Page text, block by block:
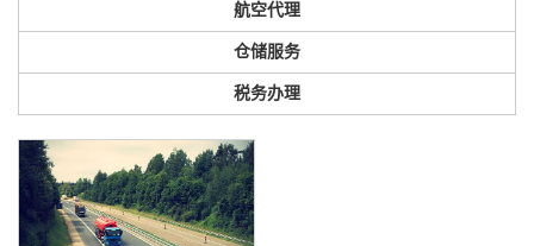
航空代理
仓储服务
税务办理